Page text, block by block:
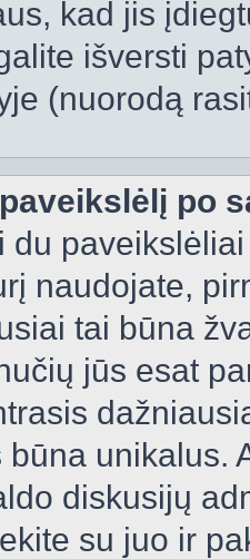
kad jis
išversti
(nuorodą
po
du
naudojate,
tai būna
jūs esat
unikalus.
diskusijų
su juo ir